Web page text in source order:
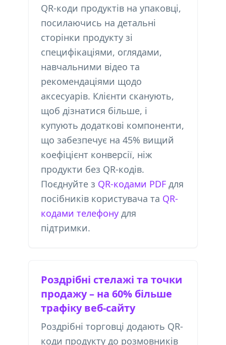
QR-коди продуктів на упаковці,
посилаючись на детальні
сторінки продукту зі
специфікаціями, оглядами,
навчальними відео та
рекомендаціями щодо
аксесуарів. Клієнти сканують,
щоб дізнатися більше, і
купують додаткові компоненти,
що забезпечує на 45% вищий
коефіцієнт конверсії, ніж
продукти без QR-кодів.
Поєднуйте з QR-кодами PDF для
посібників користувача та QR-
кодами телефону для
підтримки.
Роздрібні стелажі та точки
продажу – на 60% більше
трафіку веб-сайту
Роздрібні торговці додають QR-
коди продукту до розмовників